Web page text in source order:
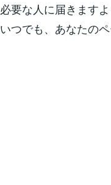
必要な人に届きます
いつでも、あなたの